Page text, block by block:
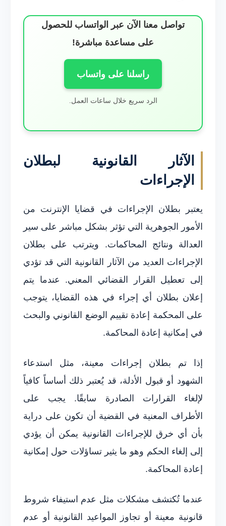
تواصل معنا الآن عبر الواتساب للحصول
على مساعدة مباشرة!
راسلنا على واتساب
الرد سريع خلال ساعات العمل.
الآثار القانونية لبطلان
الإجراءات
يعتبر بطلان الإجراءات في قضايا الإنترنت من
الأمور الجوهرية التي تؤثر بشكل مباشر على سير
العدالة ونتائج المحاكمات. ويترتب على بطلان
الإجراءات العديد من الآثار القانونية التي قد تؤدي
إلى تعطيل القرار القضائي المعني. عندما يتم
إعلان بطلان أي إجراء في هذه القضايا، يتوجب
على المحكمة إعادة تقييم الوضع القانوني والبحث
في إمكانية إعادة المحاكمة.
إذا تم بطلان إجراءات معينة، مثل استدعاء
الشهود أو قبول الأدلة، قد يُعتبر ذلك أساساً كافياً
لإلغاء القرارات الصادرة سابقًا. يجب على
الأطراف المعنية في القضية أن تكون على دراية
بأن أي خرق للإجراءات القانونية يمكن أن يؤدي
إلى إلغاء الحكم وهو ما يثير تساؤلات حول إمكانية
إعادة المحاكمة.
عندما تُكتشف مشكلات مثل عدم استيفاء شروط
قانونية معينة أو تجاوز المواعيد القانونية أو عدم